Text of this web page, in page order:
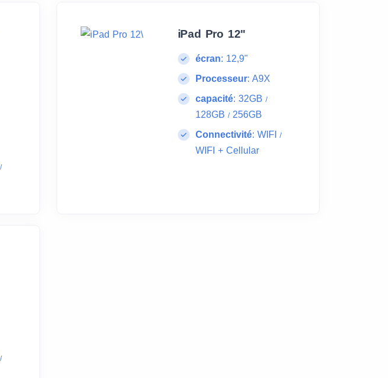
/
iPad Pro 12"
écran: 12,9"
Processeur: A9X
capacité: 32GB /
128GB /256GB
Connectivité: WIFI /
WIFI + Cellular
/